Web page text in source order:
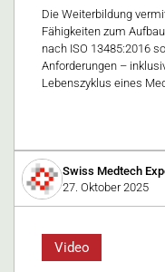
Die Weiterbildung
Fähigkeiten zum
nach ISO 13485:2016
Anforderungen –
Lebenszyklus eines
Swiss Medtech
27. Oktober 2025
Video